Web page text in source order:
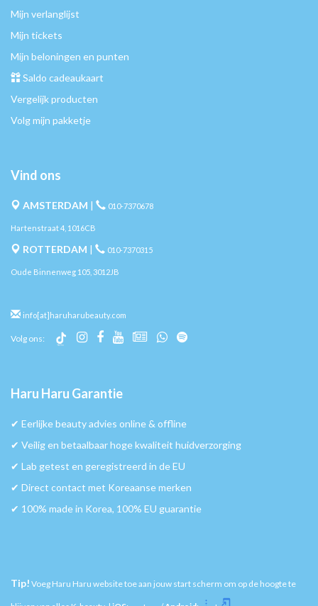
Mijn verlanglijst
Mijn tickets
Mijn beloningen en punten
Saldo cadeaukaart
Vergelijk producten
Volg mijn pakketje
Vind ons
AMSTERDAM | 010-7370678
Hartenstraat 4, 1016CB
ROTTERDAM | 010-7370315
Oude Binnenweg 105, 3012JB
info[at]haruharubeauty.com
Volg ons:
Haru Haru Garantie
✔︎ Eerlijke beauty advies online & offline
✔︎ Veilig en betaalbaar hoge kwaliteit huidverzorging
✔︎ Lab getest en geregistreerd in de EU
✔︎ Direct contact met Koreaanse merken
✔︎ 100% made in Korea, 100% EU guarantie
Tip! Voeg Haru Haru website toe aan jouw start scherm om op de hoogte te